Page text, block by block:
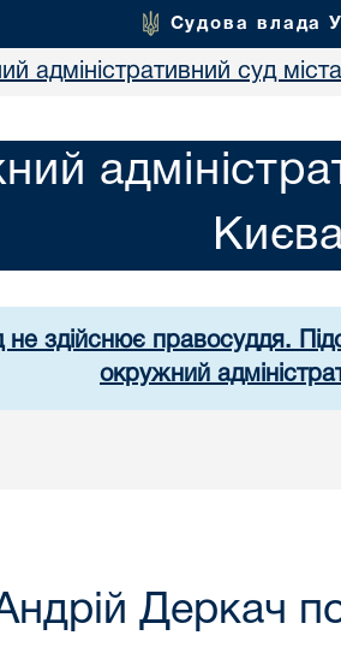
Судова влада
адміністративний суд
не здійснює правосуддя.
окружний
Деркач